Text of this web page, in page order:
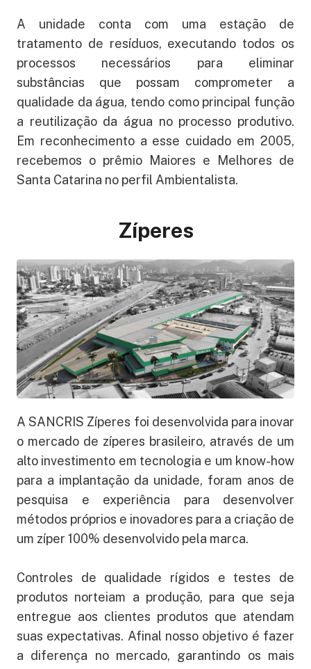
A unidade conta com uma estação de
tratamento de resíduos, executando todos os
processos necessários para eliminar
substâncias que possam comprometer a
qualidade da água, tendo como principal função
a reutilização da água no processo produtivo.
Em reconhecimento a esse cuidado em 2005,
recebemos o prêmio Maiores e Melhores de
Santa Catarina no perfil Ambientalista.
Zíperes
A SANCRIS Zíperes foi desenvolvida para inovar
o mercado de zíperes brasileiro, através de um
alto investimento em tecnologia e um know-how
para a implantação da unidade, foram anos de
pesquisa e experiência para desenvolver
métodos próprios e inovadores para a criação de
um zíper 100% desenvolvido pela marca.
Controles de qualidade rígidos e testes de
produtos norteiam a produção, para que seja
entregue aos clientes produtos que atendam
suas expectativas. Afinal nosso objetivo é fazer
a diferença no mercado, garantindo os mais